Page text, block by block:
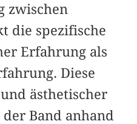
zwischen
die spezifische
Erfahrung als
Diese
ästhetischer
Band anhand